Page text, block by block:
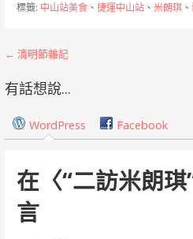
標籤: 中山站美食、 捷運中山站、 米朗琪、
文
章
導
覽
← 清明節雜記
有話想說...
WordPress Facebook
在〈“二訪米朗琪
言